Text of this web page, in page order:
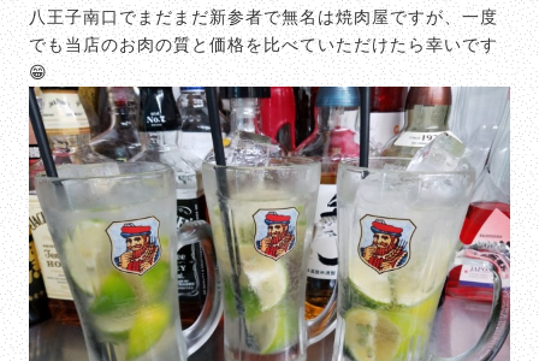
八王子南口でまだまだ新参者で無名は焼肉屋ですが、一度
でも当店のお肉の質と価格を比べていただけたら幸いです
😁